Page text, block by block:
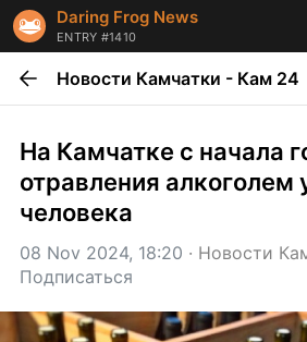
Daring Frog News
ENTRY #1410
Новости Камчатки - Кам 24
На Камчатке с начала
отравления алкоголем
человека
08 Nov 2024, 18:20 · Новости
Подписаться